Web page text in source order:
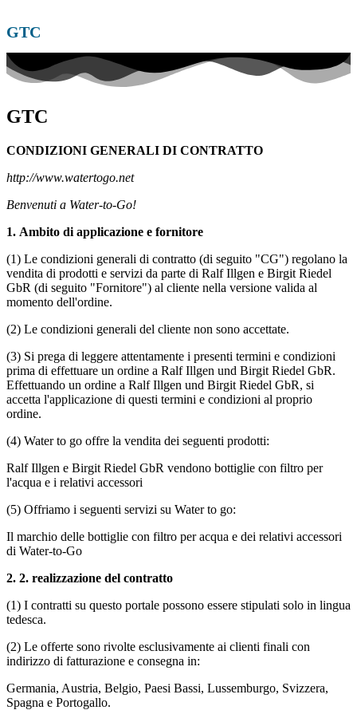
GTC
GTC
CONDIZIONI GENERALI DI CONTRATTO
http://www.watertogo.net
Benvenuti a Water-to-Go!
1. Ambito di applicazione e fornitore
(1) Le condizioni generali di contratto (di seguito "CG") regolano la
vendita di prodotti e servizi da parte di Ralf Illgen e Birgit Riedel
GbR (di seguito "Fornitore") al cliente nella versione valida al
momento dell'ordine.
(2) Le condizioni generali del cliente non sono accettate.
(3) Si prega di leggere attentamente i presenti termini e condizioni
prima di effettuare un ordine a Ralf Illgen und Birgit Riedel GbR.
Effettuando un ordine a Ralf Illgen und Birgit Riedel GbR, si
accetta l'applicazione di questi termini e condizioni al proprio
ordine.
(4) Water to go offre la vendita dei seguenti prodotti:
Ralf Illgen e Birgit Riedel GbR vendono bottiglie con filtro per
l'acqua e i relativi accessori
(5) Offriamo i seguenti servizi su Water to go:
Il marchio delle bottiglie con filtro per acqua e dei relativi accessori
di Water-to-Go
2. 2. realizzazione del contratto
(1) I contratti su questo portale possono essere stipulati solo in lingua
tedesca.
(2) Le offerte sono rivolte esclusivamente ai clienti finali con
indirizzo di fatturazione e consegna in:
Germania, Austria, Belgio, Paesi Bassi, Lussemburgo, Svizzera,
Spagna e Portogallo.